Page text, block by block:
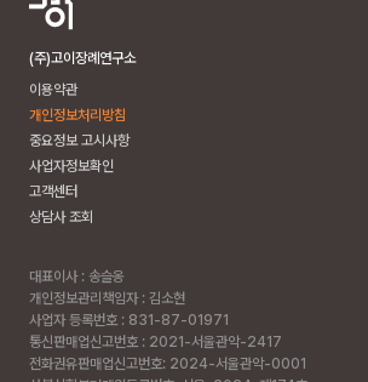
(주)고이장례연구소
이용약관
개인정보처리방침
중요정보 고시사항
사업자정보확인
고객센터
상담사 조회
대표이사 : 송슬옹
개인정보관리책임자 : 김소현
사업자 등록번호 : 831-87-01971
통신판매업신고번호 : 2021-서울관악-2417
전화권유판매업신고번호: 2024-서울관악-0001